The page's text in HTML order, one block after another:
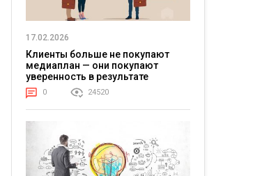
17.02.2026
Клиенты больше не покупают
медиаплан — они покупают
уверенность в результате
0 24520